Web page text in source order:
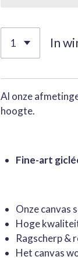
In
Al onze
hoogte.
Fine-art
Onze canvas
Hoge
Ragscherp &
Het canvas